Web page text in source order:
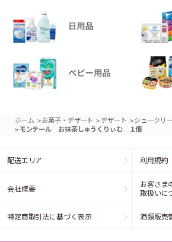
ホーム >お菓子・デザート > デザート >シュークリ
> モンテール お抹茶しゅうくりぃむ １個
配送エリア 利用規約
会社概要
お客さま
取扱いに
特定商取引法に基づく表示 酒類販売